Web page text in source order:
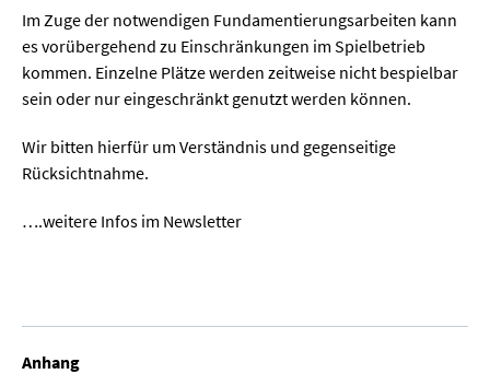
Im Zuge der notwendigen Fundamentierungsarbeiten kann
es vorübergehend zu Einschränkungen im Spielbetrieb
kommen. Einzelne Plätze werden zeitweise nicht bespielbar
sein oder nur eingeschränkt genutzt werden können.
Wir bitten hierfür um Verständnis und gegenseitige
Rücksichtnahme.
….weitere Infos im Newsletter
Anhang